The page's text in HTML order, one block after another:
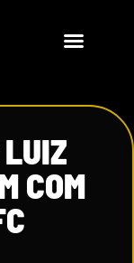
COM